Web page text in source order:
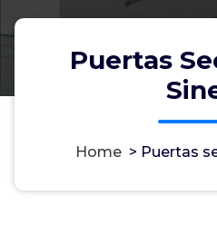
Puertas
Home> Puertas